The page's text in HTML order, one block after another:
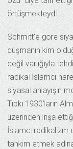
örtüşmekteydi.
Schmitt’e göre
düşmanın kim
değil varlığıyla
radikal İslamcı
siyasal anlayışın
Tıpkı 1930’ların
üzerinden inşa
İslamcı radikalizm
tahkim etmek